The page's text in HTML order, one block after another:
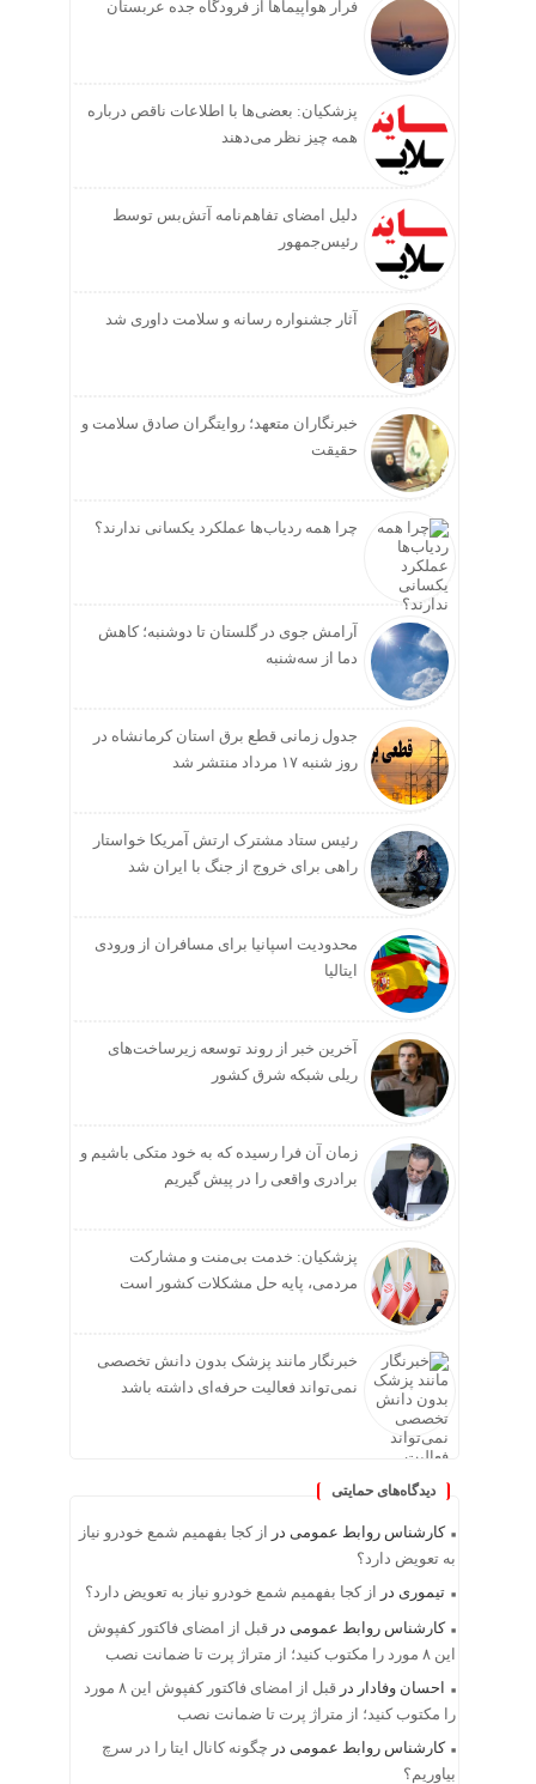
فرار هواپیماها از فرودگاه جده عربستان
پزشکیان: بعضی‌ها با اطلاعات ناقص درباره
همه چیز نظر می‌دهند
دلیل امضای تفاهم‌نامه آتش‌بس توسط
رئیس‌جمهور
آثار جشنواره رسانه و سلامت داوری شد
خبرنگاران متعهد؛ روایتگران صادق سلامت و
حقیقت
چرا همه ردیاب‌ها عملکرد یکسانی ندارند؟
آرامش جوی در گلستان تا دوشنبه؛ کاهش
دما از سه‌شنبه
جدول زمانی قطع برق استان کرمانشاه در
روز شنبه ۱۷ مرداد منتشر شد
رئیس ستاد مشترک ارتش آمریکا خواستار
راهی برای خروج از جنگ با ایران شد
محدودیت اسپانیا برای مسافران از ورودی
ایتالیا
آخرین خبر از روند توسعه زیرساخت‌های
ریلی شبکه شرق کشور
زمان آن فرا رسیده که به خود متکی باشیم و
برادری واقعی را در پیش گیریم
پزشکیان: خدمت بی‌منت و مشارکت
مردمی، پایه حل مشکلات کشور است
خبرنگار مانند پزشک بدون دانش تخصصی
نمی‌تواند فعالیت حرفه‌ای داشته باشد
دیدگاه‌های حمایتی
کارشناس روابط عمومی در
از کجا بفهمیم شمع خودرو نیاز
به تعویض دارد؟
تیموری در
از کجا بفهمیم شمع خودرو نیاز به تعویض دارد؟
کارشناس روابط عمومی در قبل از امضای فاکتور کفپوش
این ۸ مورد را مکتوب کنید؛ از متراژ پرت تا ضمانت نصب
احسان وفادار در
قبل از امضای فاکتور کفپوش این ۸ مورد
را مکتوب کنید؛ از متراژ پرت تا ضمانت نصب
کارشناس روابط عمومی در چگونه کانال ایتا را در سرچ
بیاوریم؟